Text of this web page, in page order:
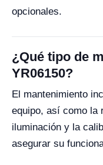
opcionales.
¿Qué tipo de
YR06150?
El mantenimiento
equipo, así como la
iluminación y la
asegurar su